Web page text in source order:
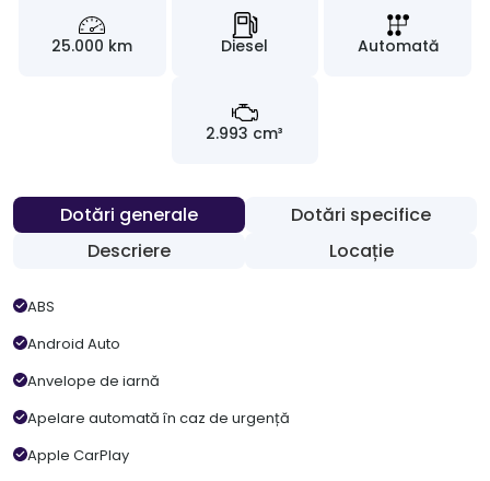
25.000 km Diesel Automată
2.993 cm³
Dotări generale
Dotări specifice
Descriere
Locație
ABS
Android Auto
Anvelope de iarnă
Apelare automată în caz de urgență
Apple CarPlay